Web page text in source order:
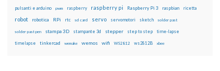
pulsanti e arduino pwm raspberry raspberry pi Raspberry Pi 3 raspbian ricetta
robot robotica RPi rtc sd card servo servomotori sketch solder past
solder past pen stampa 3D stampante 3d stepper step to step time-lapse
timelapse tinkercad wemake wemos wifi WS2812 ws2812B xbee